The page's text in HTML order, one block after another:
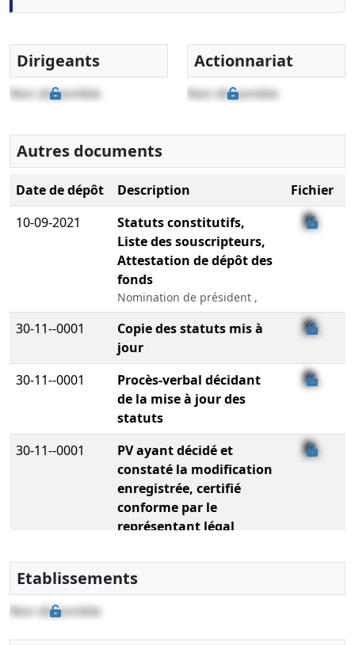
Dirigeants
Non disponible
Actionnariat
Non disponible
Autres documents
Date de dépôt Description
Fichier
10-09-2021
Statuts constitutifs,
Liste des souscripteurs,
Attestation de dépôt des
fonds
Nomination de président ,
30-11--0001
Copie des statuts mis à
jour
30-11--0001
Procès-verbal décidant
de la mise à jour des
statuts
30-11--0001
PV ayant décidé et
constaté la modification
enregistrée, certifié
conforme par le
représentant légal
30-11--0001
Liste des sièges sociaux
antérieurs
30-11--0001
Etablissements
Non disponible